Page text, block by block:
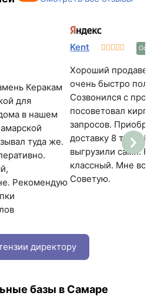
Керакам
для
в нашем
туда же.
Рекомендую
Kent
Хороший
очень быстро
Созвонился с
посоветовал
запросов.
доставку 8 тонн.
выгрузили сами.
классный. Мне все
Советую.
директору
базы в Самаре